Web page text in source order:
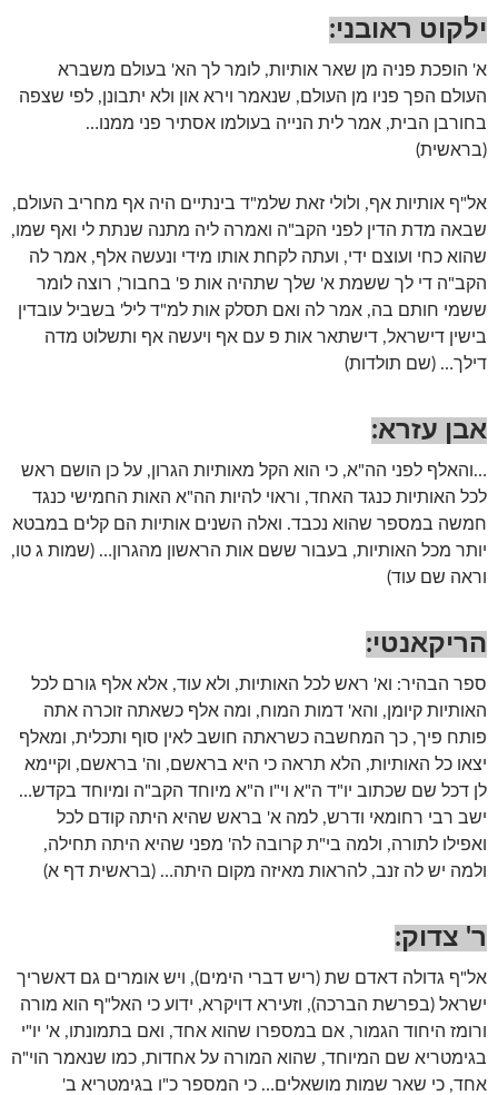
ילקוט ראובני:
א' הופכת פניה מן שאר אותיות, לומר לך הא' בעולם משברא
העולם הפך פניו מן העולם, שנאמר וירא און ולא יתבונן, לפי שצפה
בחורבן הבית, אמר לית הנייה בעולמו אסתיר פני ממנו…
(בראשית)
אל"ף אותיות אף, ולולי זאת שלמ"ד בינתיים היה אף מחריב העולם,
שבאה מדת הדין לפני הקב"ה ואמרה ליה מתנה שנתת לי ואף שמו,
שהוא כחי ועוצם ידי, ועתה לקחת אותו מידי ונעשה אלף, אמר לה
הקב"ה די לך ששמת א' שלך שתהיה אות פ' בחבור', רוצה לומר
ששמי חותם בה, אמר לה ואם תסלק אות למ"ד ליל' בשביל עובדין
בישין דישראל, דישתאר אות פ עם אף ויעשה אף ותשלוט מדה
דילך… (שם תולדות)
אבן עזרא:
…והאלף לפני הה"א, כי הוא הקל מאותיות הגרון, על כן הושם ראש
לכל האותיות כנגד האחד, וראוי להיות הה"א האות החמישי כנגד
חמשה במספר שהוא נכבד. ואלה השנים אותיות הם קלים במבטא
יותר מכל האותיות, בעבור ששם אות הראשון מהגרון… (שמות ג טו,
וראה שם עוד)
הריקאנטי:
ספר הבהיר: וא' ראש לכל האותיות, ולא עוד, אלא אלף גורם לכל
האותיות קיומן, והא' דמות המוח, ומה אלף כשאתה זוכרה אתה
פותח פיך, כך המחשבה כשראתה חושב לאין סוף ותכלית, ומאלף
יצאו כל האותיות, הלא תראה כי היא בראשם, וה' בראשם, וקיימא
לן דכל שם שכתוב יו"ד ה"א וי"ו ה"א מיוחד הקב"ה ומיוחד בקדש…
ישב רבי רחומאי ודרש, למה א' בראש שהיא היתה קודם לכל
ואפילו לתורה, ולמה בי"ת קרובה לה' מפני שהיא היתה תחילה,
ולמה יש לה זנב, להראות מאיזה מקום היתה… (בראשית דף א)
ר' צדוק:
אל"ף גדולה דאדם שת (ריש דברי הימים), ויש אומרים גם דאשריך
ישראל (בפרשת הברכה), וזעירא דויקרא, ידוע כי האל"ף הוא מורה
ורומז היחוד הגמור, אם במספרו שהוא אחד, ואם בתמונתו, א' יו"י
בגימטריא שם המיוחד, שהוא המורה על אחדות, כמו שנאמר הוי"ה
אחד, כי שאר שמות מושאלים… כי המספר כ"ו בגימטריא ב'